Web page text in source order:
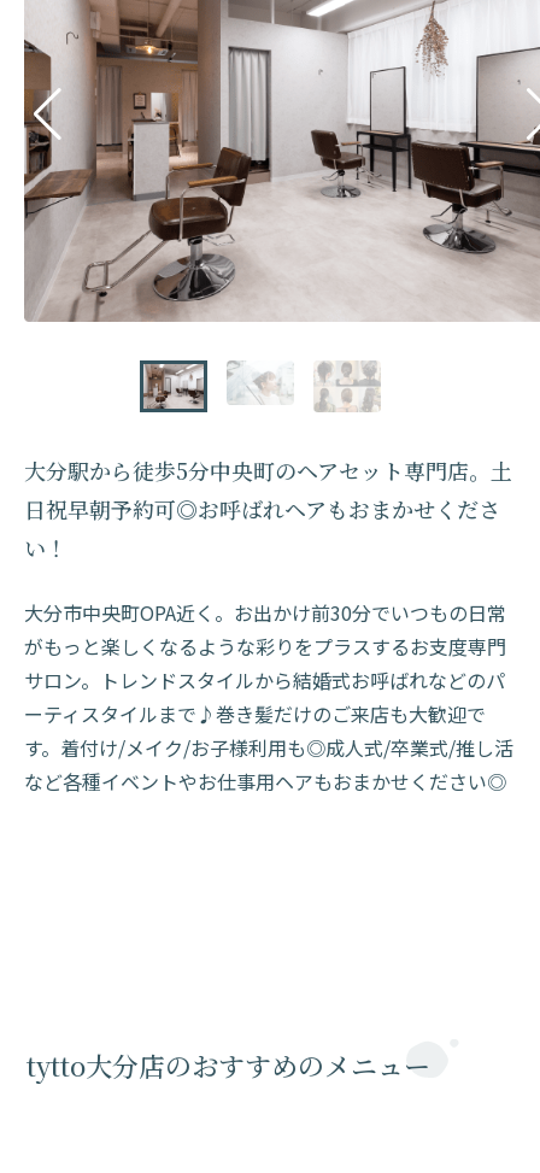
大分駅から徒歩5分中央町のヘアセット専門店。土
日祝早朝予約可◎お呼ばれヘアもおまかせくださ
い！
大分市中央町OPA近く。お出かけ前30分でいつもの日常
がもっと楽しくなるような彩りをプラスするお支度専門
サロン。トレンドスタイルから結婚式お呼ばれなどのパ
ーティスタイルまで♪巻き髪だけのご来店も大歓迎で
す。着付け/メイク/お子様利用も◎成人式/卒業式/推し活
など各種イベントやお仕事用ヘアもおまかせください◎
tytto大分店のおすすめのメニュー